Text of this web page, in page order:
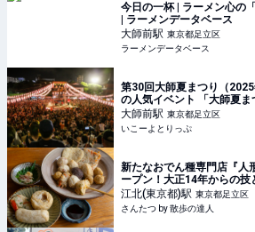
今日の一杯 | ラーメン心の
| ラーメンデータベース
大師前駅 東京都足立区
ラーメンデータベース
第30回大師夏まつり（
の人気イベント 「大師夏ま
都足立区 | いこーよとりっぷ
大師前駅 東京都足立区
いこーよとりっぷ
新たなおでん種専門店『人
ープン！大正14年からの技
物を｜さんたつ by 散歩の達
江北(東京都)駅 東京都足立区
さんたつ by 散歩の達人